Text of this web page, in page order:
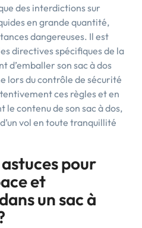
des interdictions sur
en grande quantité,
dangereuses. Il est
directives spécifiques de la
d’emballer son sac à dos
lors du contrôle de sécurité
ces règles et en
contenu de son sac à dos,
vol en toute tranquillité
pour
et
un sac à